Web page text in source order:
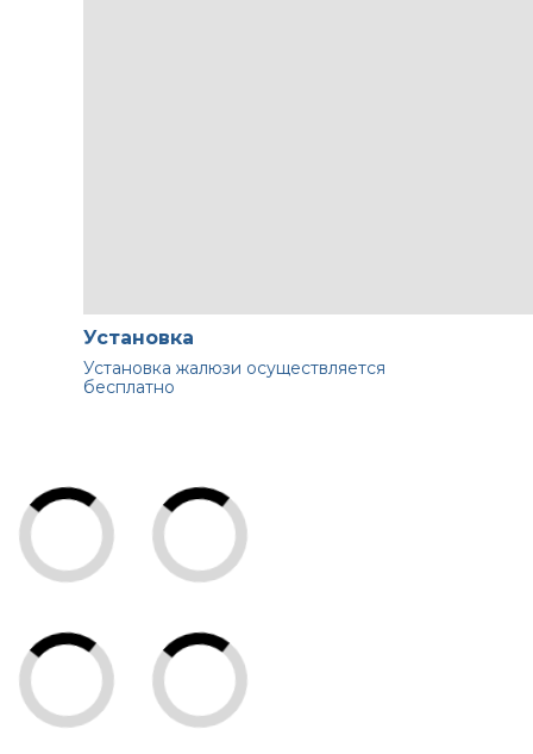
Установка
Установка жалюзи осуществляется
бесплатно